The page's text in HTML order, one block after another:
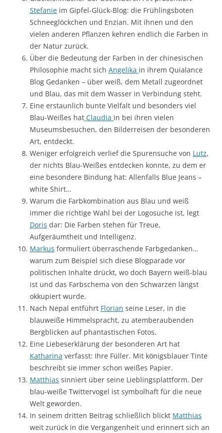
Stefanie im Gipfel-Glück-Blog: die Frühlingsboten
Schneeglöckchen und Enzian. Mit ihnen und den
vielen anderen Pflanzen kehren endlich die Farben in
der Natur zurück.
Über die Bedeutung der Farben in der chinesischen
Philosophie macht sich Angelika in ihrem Quialance
Blog Gedanken – über weiß, dem Metall zugeordnet
und Blau, das mit dem Wasser in Verbindung steht.
Eine erstaunlich bunte Vielfalt und besonders viel
Blau-Weißes hat Claudia in bei ihren vielen
Museumsbesuchen, den Bilderreisen der besonderen
Art, entdeckt.
Weniger erfolgreich verlief die Spurensuche von Lutz,
der nichts Blau-Weißes entdecken konnte, zu dem er
eine besondere Bindung hat: Allenfalls Blue Jeans –
white Shirt…
Warum die Farbkombination aus Blau und weiß
immer die richtige Wahl bei der Logosuche ist, legt
Doris dar: Die Farben stehen für Treue,
Aufgeräumtheit und Intelligenz.
Markus formuliert überraschende Farbgedanken…
warum zum Beispiel sich diese Blogparade vor
politischen Inhalte drückt, wo doch Bayern weiß-blau
ist und das Farbschema von den Schwarzen längst
okkupiert wurde.
Nach Nepal entführt Florian seine Leser, in die
blauweiße Himmelspracht, zu atemberaubenden
Bergblicken auf phantastischen Fotos.
Eine Liebeserklärung der besonderen Art hat
Katharina verfasst: Ihre Füller. Mit königsblauer Tinte
beschreibt sie immer schon weißes Papier.
Matthias sinniert über seine Lieblingsplattform. Der
blau-weiße Twittervogel ist symbolhaft für die neue
Welt geworden.
In seinem dritten Beitrag schließlich blickt Matthias
weit zurück in die Vergangenheit und erinnert sich an